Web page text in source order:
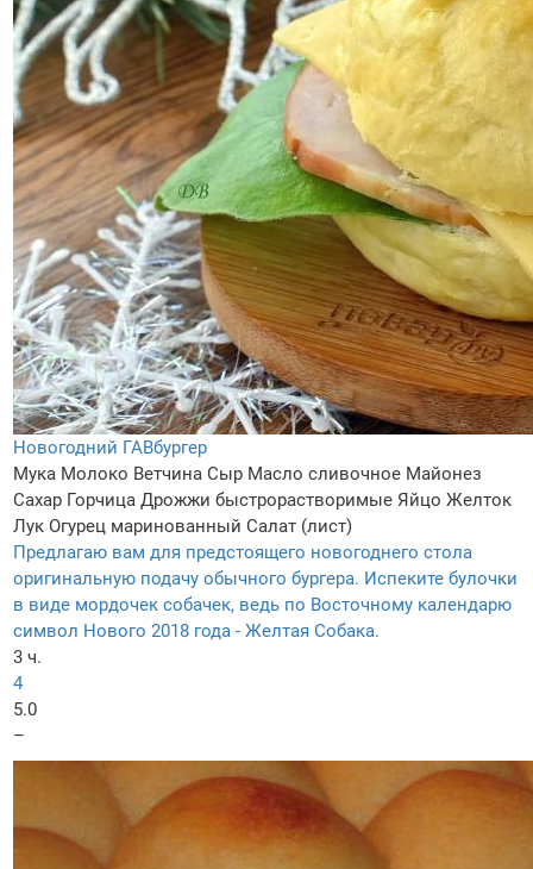
Новогодний ГАВбургер
Мука Молоко Ветчина Сыр Масло сливочное Майонез
Сахар Горчица Дрожжи быстрорастворимые Яйцо Желток
Лук Огурец маринованный Салат (лист)
Предлагаю вам для предстоящего новогоднего стола
оригинальную подачу обычного бургера. Испеките булочки
в виде мордочек собачек, ведь по Восточному календарю
символ Нового 2018 года - Желтая Собака.
3 ч.
4
5.0
–